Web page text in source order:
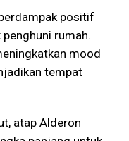
positif
rumah.
mood
tempat
atap Alderon